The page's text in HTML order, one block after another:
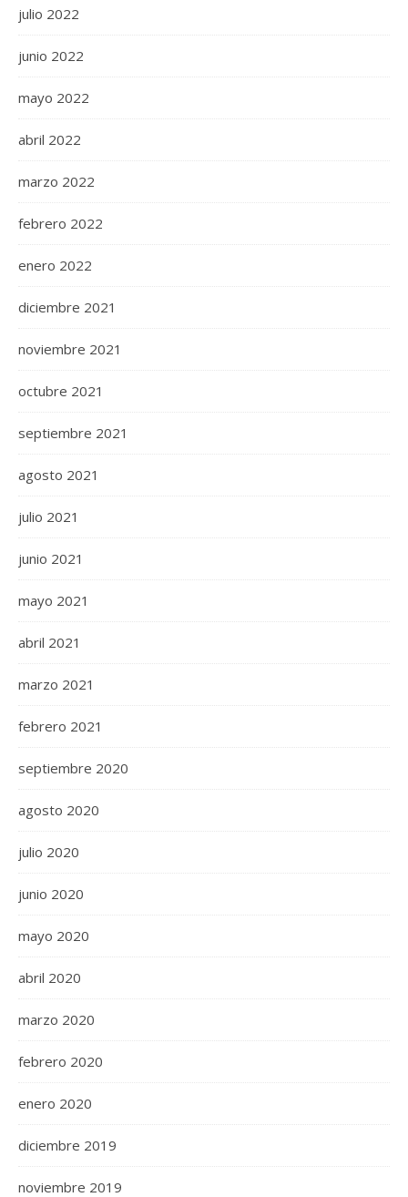
julio 2022
junio 2022
mayo 2022
abril 2022
marzo 2022
febrero 2022
enero 2022
diciembre 2021
noviembre 2021
octubre 2021
septiembre 2021
agosto 2021
julio 2021
junio 2021
mayo 2021
abril 2021
marzo 2021
febrero 2021
septiembre 2020
agosto 2020
julio 2020
junio 2020
mayo 2020
abril 2020
marzo 2020
febrero 2020
enero 2020
diciembre 2019
noviembre 2019